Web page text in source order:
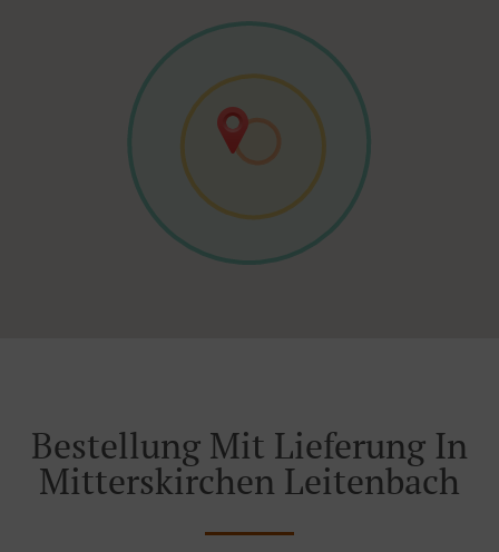
Bestellung Mit Lieferung In
Mitterskirchen Leitenbach